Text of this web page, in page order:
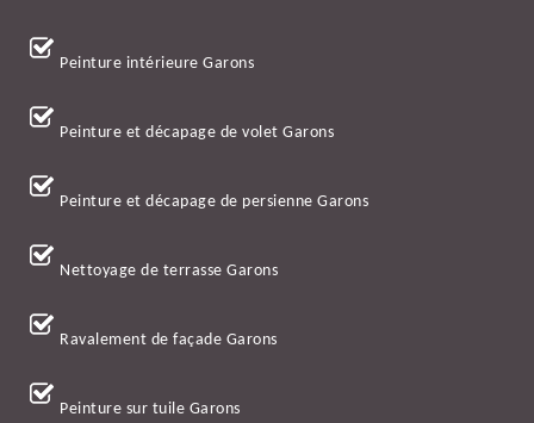
Peinture intérieure Garons
Peinture et décapage de volet Garons
Peinture et décapage de persienne Garons
Nettoyage de terrasse Garons
Ravalement de façade Garons
Peinture sur tuile Garons